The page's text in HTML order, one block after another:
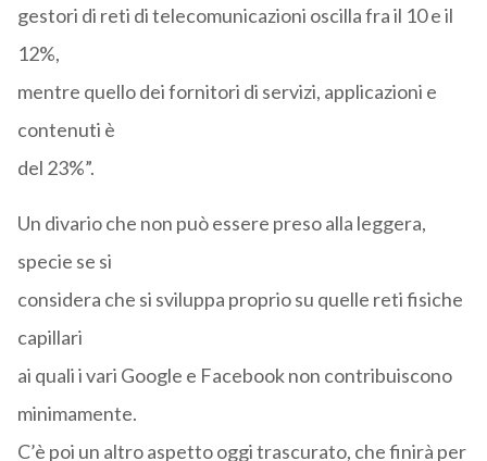
gestori di reti di telecomunicazioni oscilla fra il 10 e il
12%,
mentre quello dei fornitori di servizi, applicazioni e
contenuti è
del 23%”.
Un divario che non può essere preso alla leggera,
specie se si
considera che si sviluppa proprio su quelle reti fisiche
capillari
ai quali i vari Google e Facebook non contribuiscono
minimamente.
C’è poi un altro aspetto oggi trascurato, che finirà per